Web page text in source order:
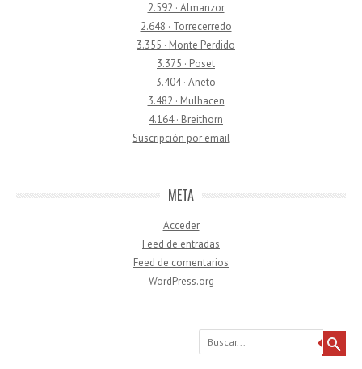
2.592 · Almanzor
2.648 · Torrecerredo
3.355 · Monte Perdido
3.375 · Poset
3.404 · Aneto
3.482 · Mulhacen
4.164 · Breithorn
Suscripción por email
META
Acceder
Feed de entradas
Feed de comentarios
WordPress.org
Buscar